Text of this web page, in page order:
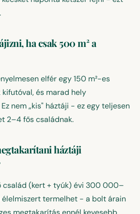
ha csak 500 m² a
elfér egy 150 m²-es
kifutóval, és marad hely
nem „kis" háztáji - ez egy teljesen
2–4 fős családnak.
háztáji
család (kert + tyúk) évi 300 000–
termelhet - a bolt árain